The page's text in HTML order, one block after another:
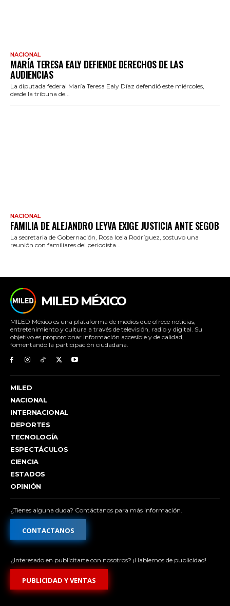
NACIONAL
MARÍA TERESA EALY DEFIENDE DERECHOS DE LAS
AUDIENCIAS
La diputada federal María Teresa Ealy Díaz defendió este miércoles,
desde la tribuna de...
NACIONAL
FAMILIA DE ALEJANDRO LEYVA EXIGE JUSTICIA ANTE SEGOB
La secretaria de Gobernación, Rosa Icela Rodríguez, sostuvo una
reunión con familiares del periodista...
MILED MÉXICO
MILED México es una plataforma de medios que ofrece noticias,
entretenimiento y cultura a través de televisión, radio y digital. Su
objetivo es proporcionar información accesible y de calidad,
fomentando la participación ciudadana.
MILED
NACIONAL
INTERNACIONAL
DEPORTES
TECNOLOGÍA
ESPECTÁCULOS
CIENCIA
ESTADOS
OPINIÓN
¿Tienes alguna duda? Contáctanos para más información.
CONTACTANOS
¿Interesado en publicitarte con nosotros? ¡Hablemos de publicidad!
PUBLICIDAD Y VENTAS